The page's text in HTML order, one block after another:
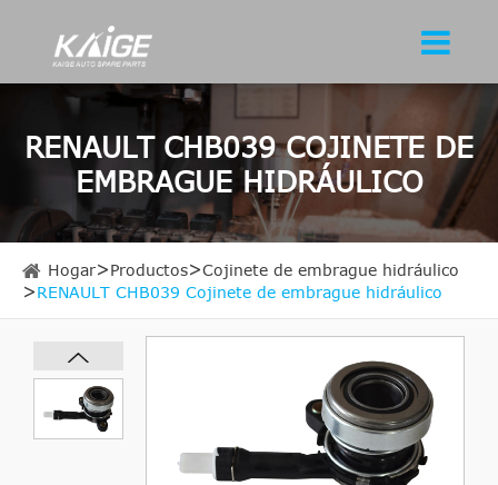
RENAULT CHB039 COJINETE DE
EMBRAGUE HIDRÁULICO
Hogar Productos
Cojinete de embrague hidráulico
RENAULT CHB039 Cojinete de embrague hidráulico